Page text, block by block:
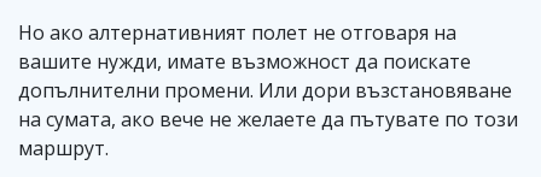
Но ако алтернативният полет не отговаря на
вашите нужди, имате възможност да поискате
допълнителни промени. Или дори възстановяване
на сумата, ако вече не желаете да пътувате по този
маршрут.